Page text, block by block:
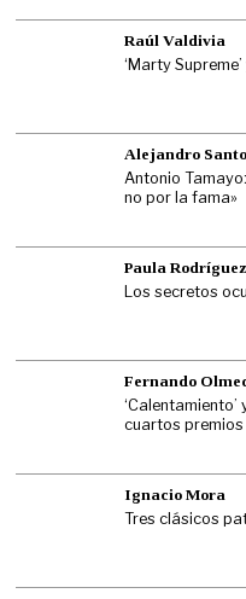
Raúl Valdivia
‘Marty
Alejandro
Antonio
no por la fama»
Paula Rodríguez
Los secretos
Fernando
‘Calentamiento’
cuartos premios
Ignacio Mora
Tres clásicos